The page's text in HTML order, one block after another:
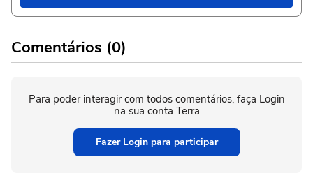
Comentários (0)
Para poder interagir com todos comentários, faça Login
na sua conta Terra
Fazer Login para participar